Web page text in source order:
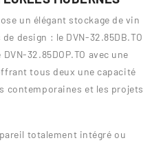
un élégant stockage de vin
design : le DVN-32.85DB.TO
32.85DOP.TO avec une
tous deux une capacité
contemporaines et les projets
totalement intégré ou